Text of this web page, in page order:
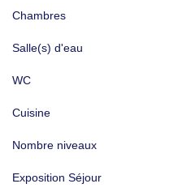
Chambres
Salle(s) d'eau
WC
Cuisine
Nombre niveaux
Exposition Séjour